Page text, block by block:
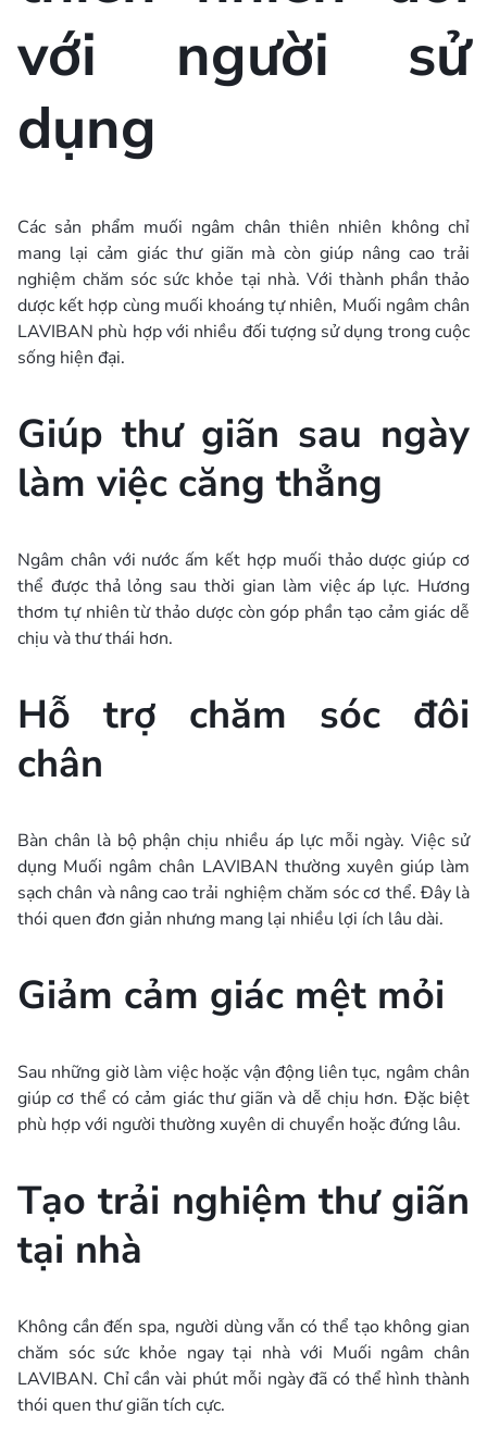
với người sử
dụng
Các sản phẩm muối ngâm chân thiên nhiên không chỉ
mang lại cảm giác thư giãn mà còn giúp nâng cao trải
nghiệm chăm sóc sức khỏe tại nhà. Với thành phần thảo
dược kết hợp cùng muối khoáng tự nhiên, Muối ngâm chân
LAVIBAN phù hợp với nhiều đối tượng sử dụng trong cuộc
sống hiện đại.
Giúp thư giãn sau ngày
làm việc căng thẳng
Ngâm chân với nước ấm kết hợp muối thảo dược giúp cơ
thể được thả lỏng sau thời gian làm việc áp lực. Hương
thơm tự nhiên từ thảo dược còn góp phần tạo cảm giác dễ
chịu và thư thái hơn.
Hỗ trợ chăm sóc đôi
chân
Bàn chân là bộ phận chịu nhiều áp lực mỗi ngày. Việc sử
dụng Muối ngâm chân LAVIBAN thường xuyên giúp làm
sạch chân và nâng cao trải nghiệm chăm sóc cơ thể. Đây là
thói quen đơn giản nhưng mang lại nhiều lợi ích lâu dài.
Giảm cảm giác mệt mỏi
Sau những giờ làm việc hoặc vận động liên tục, ngâm chân
giúp cơ thể có cảm giác thư giãn và dễ chịu hơn. Đặc biệt
phù hợp với người thường xuyên di chuyển hoặc đứng lâu.
Tạo trải nghiệm thư giãn
tại nhà
Không cần đến spa, người dùng vẫn có thể tạo không gian
chăm sóc sức khỏe ngay tại nhà với Muối ngâm chân
LAVIBAN. Chỉ cần vài phút mỗi ngày đã có thể hình thành
thói quen thư giãn tích cực.